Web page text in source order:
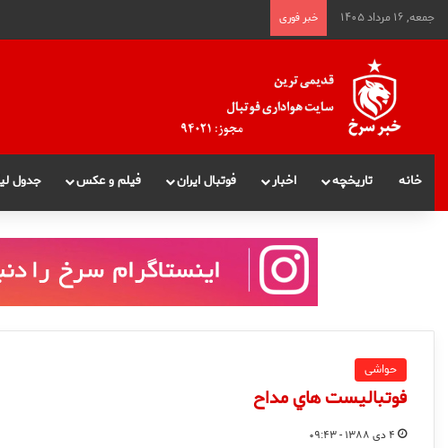
جمعه, ۱۶ مرداد ۱۴۰۵ خبر فوری
خانه تاریخچه اخبار فوتبال ایران فیلم و عکس جدول
حواشی
فوتباليست هاي مداح
۴ دی ۱۳۸۸ - ۰۹:۴۳